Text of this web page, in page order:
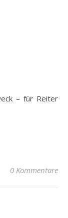
– für Reiter
0 Kommentare